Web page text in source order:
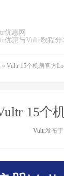
优惠网
优惠与Vultr教程分
» Vultr 15个机房官方
15个
Vultr发布于